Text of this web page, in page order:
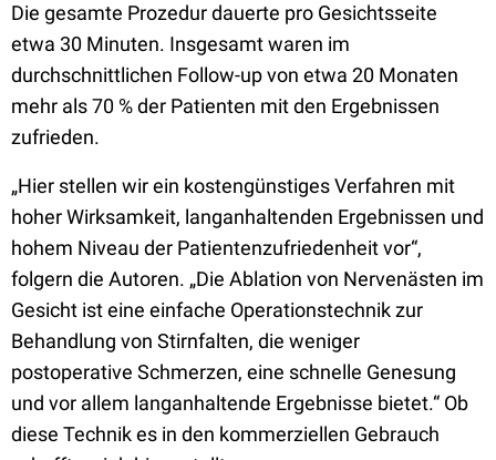
Die gesamte Prozedur dauerte pro Gesichtsseite
etwa 30 Minuten. Insgesamt waren im
durchschnittlichen Follow-up von etwa 20 Monaten
mehr als 70 % der Patienten mit den Ergebnissen
zufrieden.
„Hier stellen wir ein kostengünstiges Verfahren mit
hoher Wirksamkeit, langanhaltenden Ergebnissen und
hohem Niveau der Patientenzufriedenheit vor“,
folgern die Autoren. „Die Ablation von Nervenästen im
Gesicht ist eine einfache Operationstechnik zur
Behandlung von Stirnfalten, die weniger
postoperative Schmerzen, eine schnelle Genesung
und vor allem langanhaltende Ergebnisse bietet.“ Ob
diese Technik es in den kommerziellen Gebrauch